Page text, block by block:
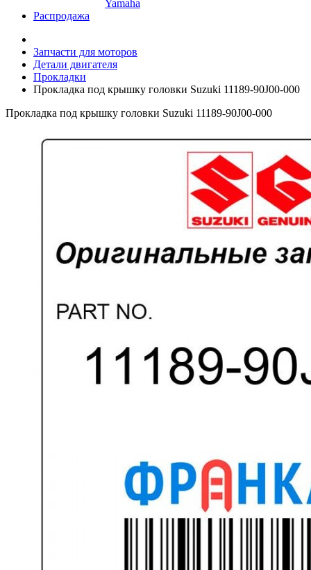
Yamaha
Распродажа
Запчасти для моторов
Детали двигателя
Прокладки
Прокладка под крышку головки Suzuki 11189-90J00-000
Прокладка под крышку головки Suzuki 11189-90J00-000